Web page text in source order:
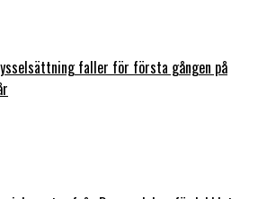
faller för första gången på